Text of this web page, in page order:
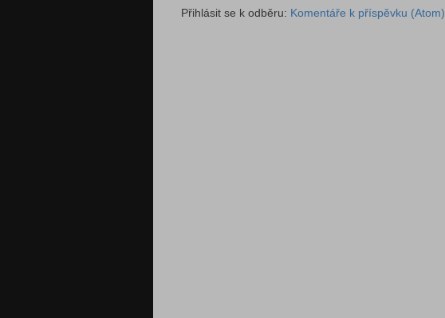
Přihlásit se k odběru: Komentáře k příspěvku (Atom)